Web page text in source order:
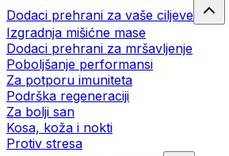
Dodaci prehrani za vaše ciljeve
Izgradnja mišićne mase
Dodaci prehrani za mršavljenje
Poboljšanje performansi
Za potporu imuniteta
Podrška regeneraciji
Za bolji san
Kosa, koža i nokti
Protiv stresa